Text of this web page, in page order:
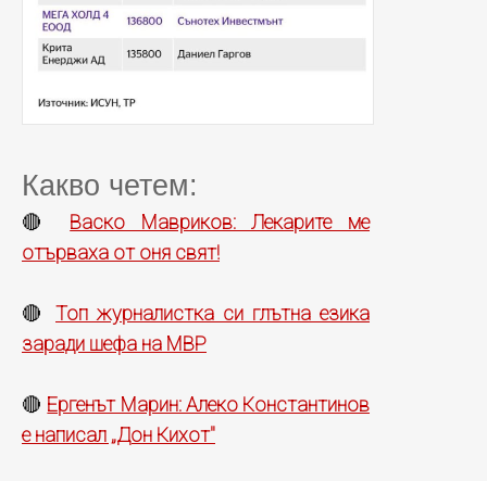
Какво четем:
🔴 Васко Мавриков: Лекарите ме
отърваха от оня свят!
🔴 Топ журналистка си глътна езика
заради шефа на МВР
🔴 Ергенът Марин: Алеко Константинов
е написал „Дон Кихот"